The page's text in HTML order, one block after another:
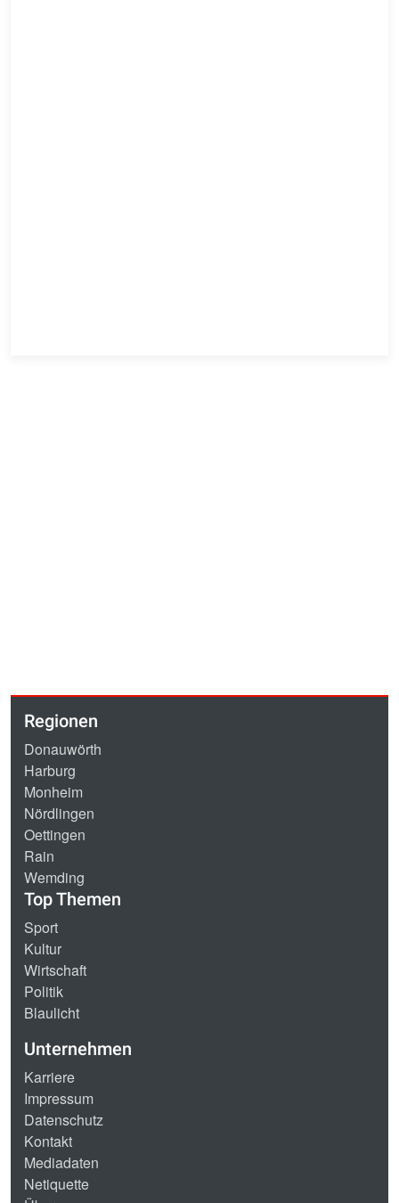
Regionen
Donauwörth
Harburg
Monheim
Nördlingen
Oettingen
Rain
Wemding
Top Themen
Sport
Kultur
Wirtschaft
Politik
Blaulicht
Unternehmen
Karriere
Impressum
Datenschutz
Kontakt
Mediadaten
Netiquette